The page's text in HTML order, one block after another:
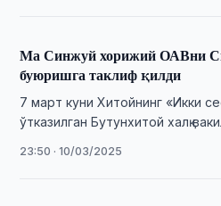
Ма Синжуй хорижий ОАВни
буюришга таклиф қилди
7 март куни Хитойнинг «Икки
ўтказилган Бутунхитой халқ
сиёсий бюро …
23:50 · 10/03/2025